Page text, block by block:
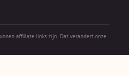
affiliate-links zijn. Dat verandert onze